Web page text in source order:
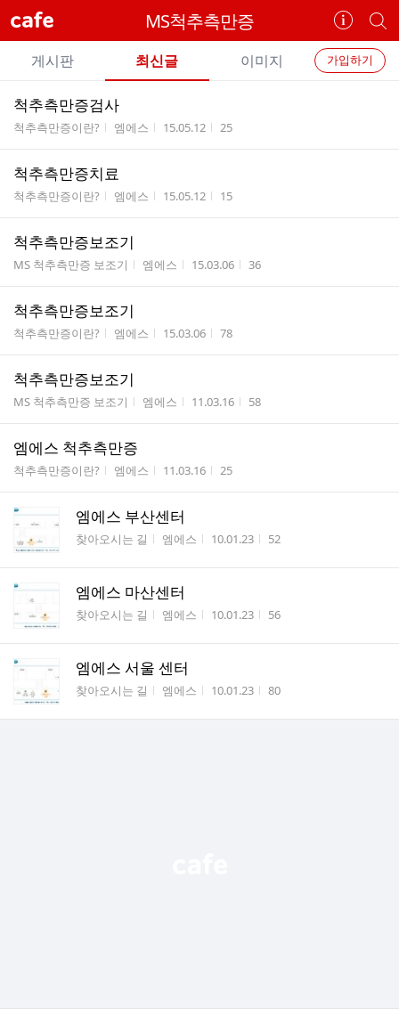
cafe MS척추측만증
카
페
정
보
개
별
카
페
카
페
메
뉴
가입하기
게시판 최신글 이미지
전
체
글
리
척추측만증검사
게시판명
척추측만증이란? 작성자
엠에스 작성시간
15.05.12 조회수
25
척추측만증치료
게시판명
척추측만증이란? 작성자
엠에스 작성시간
15.05.12 조회수
15
척추측만증보조기
게시판명
MS 척추측만증 보조기 작성자
엠에스 작성시간
15.03.06 조회수
36
척추측만증보조기
게시판명
척추측만증이란? 작성자
엠에스 작성시간
15.03.06 조회수
78
척추측만증보조기
게시판명
MS 척추측만증 보조기 작성자
엠에스 작성시간
11.03.16 조회수
58
엠에스 척추측만증
게시판명
척추측만증이란? 작성자
엠에스 작성시간
11.03.16 조회수
25
엠에스 부산센터
게시판명
찾아오시는 길 작성자
엠에스 작성시간
10.01.23 조회수
52
엠에스 마산센터
게시판명
찾아오시는 길 작성자
엠에스 작성시간
10.01.23 조회수
56
엠에스 서울 센터
게시판명
찾아오시는 길 작성자
엠에스 작성시간
10.01.23 조회수
80